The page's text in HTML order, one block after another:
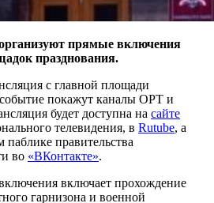
прямые включения
празднования.
с главной площади
покажут каналы ОРТ и
будет доступна на сайте
телевидения, в Rutube, а
правительства
во «ВКонтакте».
включает прохождение
гарнизона и военной